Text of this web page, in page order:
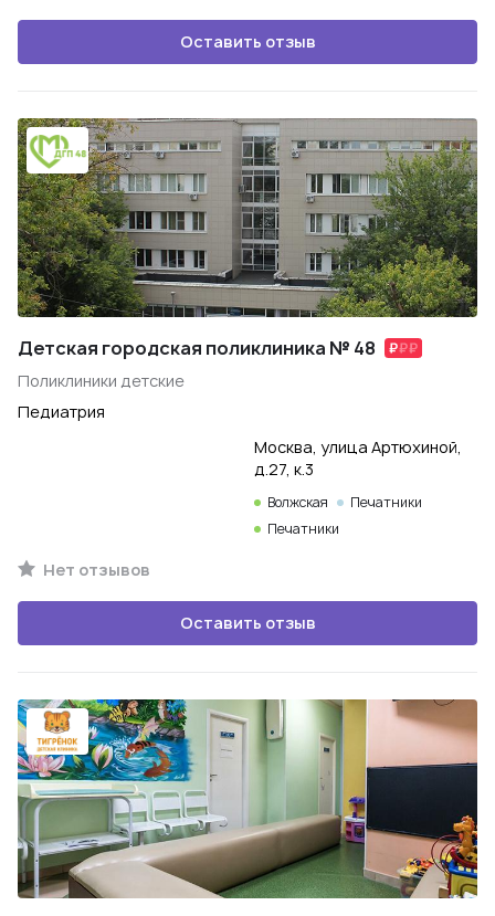
Оставить отзыв
Детская городская поликлиника № 48
Поликлиники детские
Педиатрия
Москва, улица Артюхиной,
д.27, к.3
Волжская
Печатники
Печатники
Нет отзывов
Оставить отзыв